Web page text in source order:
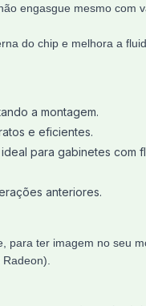
engasgue mesmo com
do chip e melhora a
a montagem.
e eficientes.
para gabinetes com
anteriores.
para ter imagem no seu